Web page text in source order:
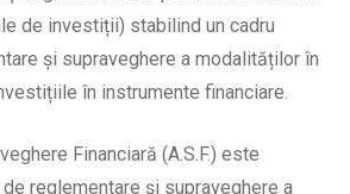
de investiții) stabilind un cadru
și supraveghere a modalităților în
în instrumente financiare.
Financiară (A.S.F.) este
reglementare și supraveghere a